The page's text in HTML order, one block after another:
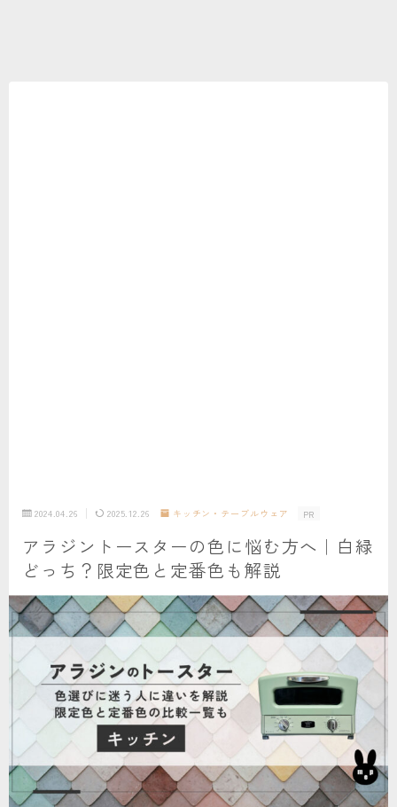
2024.04.26 2025.12.26 キッチン・テーブルウェア PR
アラジントースターの色に悩む方へ｜白緑
どっち？限定色と定番色も解説